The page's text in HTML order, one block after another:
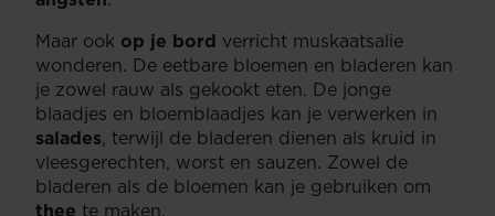
Maar ook op je bord verricht muskaatsalie
wonderen. De eetbare bloemen en bladeren kan
je zowel rauw als gekookt eten. De jonge
blaadjes en bloemblaadjes kan je verwerken in
salades, terwijl de bladeren dienen als kruid in
vleesgerechten, worst en sauzen. Zowel de
bladeren als de bloemen kan je gebruiken om
thee te maken.